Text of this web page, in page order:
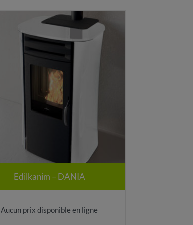
Edilkanim – DANIA
Aucun prix disponible en ligne